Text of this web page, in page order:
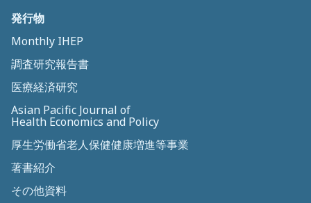
発行物
Monthly IHEP
調査研究報告書
医療経済研究
Asian Pacific Journal of
Health Economics and Policy
厚生労働省老人保健健康増進等事業
著書紹介
その他資料